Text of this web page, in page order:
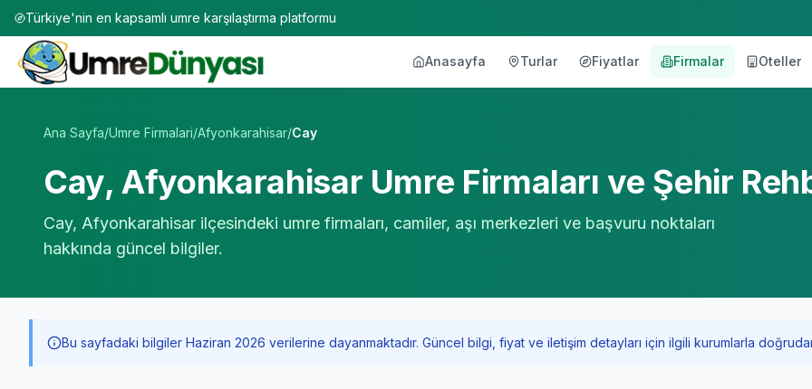
Türkiye'nin en kapsamlı umre karşılaştırma platformu
Anasayfa Turlar Fiyatlar Firmalar Oteller
Ana Sayfa/Umre Firmalari/Afyonkarahisar/Cay
Cay,Afyonkarahisar Umre Firmaları ve Şehir
Cay, Afyonkarahisar ilçesindeki umre firmaları, camiler, aşı merkezleri ve başvuru noktaları
hakkında güncel bilgiler.
Bu sayfadaki bilgiler Haziran 2026 verilerine dayanmaktadır. Güncel bilgi, fiyat ve iletişim detayları için ilgili kurumlarla